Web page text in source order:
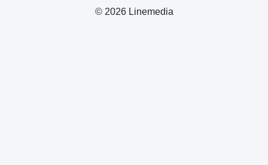
© 2026 Linemedia